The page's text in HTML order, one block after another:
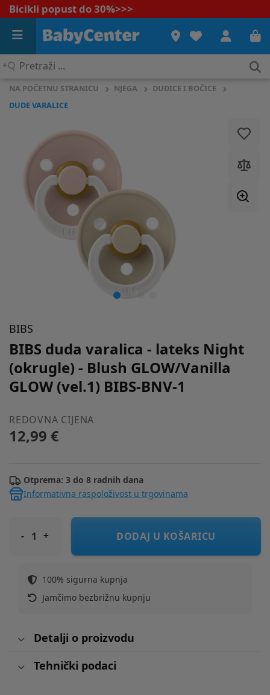
Bicikli popust do 30%>>>
Pretraži
NA POČETNU STRANICU NJEGA
DUDICE I BOČICE
DUDE VARALICE
BIBS
BIBS duda varalica - lateks Night
(okrugle) - Blush GLOW/Vanilla
GLOW (vel.1) BIBS-BNV-1
REDOVNA CIJENA
12,99 €
Otprema: 3 do 8 radnih dana
Informativna raspoloživost u trgovinama
BIBS duda varalica - lateks Night (okrugle) - Blush GLOW/
DODAJ U KOŠARICU
100% sigurna kupnja
Jamčimo bezbrižnu kupnju
Detalji o proizvodu
Tehnički podaci